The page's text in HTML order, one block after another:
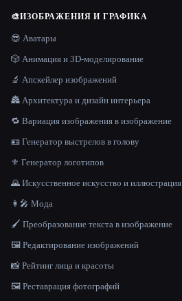
🎨ИЗОБРАЖЕНИЯ И ГРАФИКА
😎 Аватары
🎲 Анимация и 3D-моделирование
🔬 Апскейлер изображений
🏯 Архитектура и дизайн интерьера
🔁 Вариация изображения в изображение
🪪 Генератор выстрелов в голову
⚜️ Генератор логотипов
🌄 Искусственное искусство и иллюстрация
👩‍🎤 Мода
🖌️ Преобразование текста в изображение
🖼️ Редактирование изображений
📸 Рейтинг лица и красоты
🖼️ Реставрация фотографий